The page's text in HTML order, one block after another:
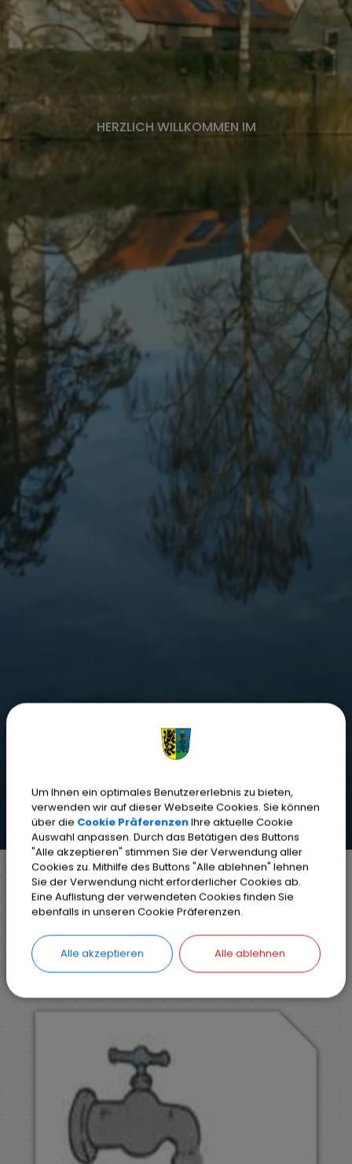
HERZLICH WILLKOMMEN IM
Markt Weisendorf
Unsere Gemeinde
Aktuelles aus Weisendorf
Aufruf zum Wassersparen
Um Ihnen ein optimales Benutzererlebnis zu bieten,
verwenden wir auf dieser Webseite Cookies. Sie können
über die Cookie PräferenzenIhre aktuelle Cookie
Auswahl anpassen. Durch das Betätigen des Buttons
"Alle akzeptieren" stimmen Sie der Verwendung aller
Cookies zu. Mithilfe des Buttons "Alle ablehnen" lehnen
Sie der Verwendung nicht erforderlicher Cookies ab.
Eine Auflistung der verwendeten Cookies finden Sie
ebenfalls in unseren Cookie Präferenzen.
Alle akzeptieren Alle ablehnen